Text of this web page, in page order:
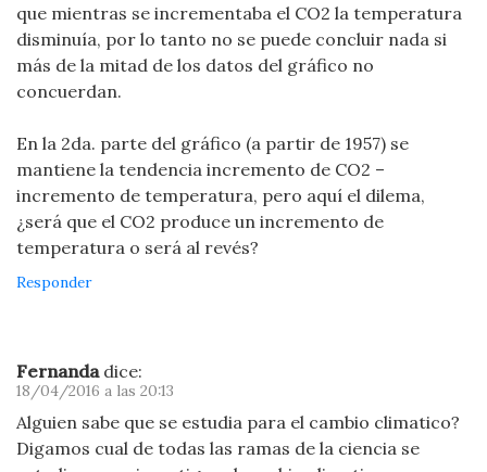
que mientras se incrementaba el CO2 la temperatura
disminuía, por lo tanto no se puede concluir nada si
más de la mitad de los datos del gráfico no
concuerdan.
En la 2da. parte del gráfico (a partir de 1957) se
mantiene la tendencia incremento de CO2 –
incremento de temperatura, pero aquí el dilema,
¿será que el CO2 produce un incremento de
temperatura o será al revés?
Responder
Fernanda dice:
18/04/2016 a las 20:13
Alguien sabe que se estudia para el cambio climatico?
Digamos cual de todas las ramas de la ciencia se